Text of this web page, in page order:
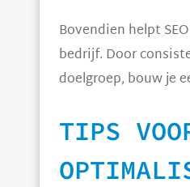
Bovendien helpt
bedrijf. Door
doelgroep, bouw je
TIPS